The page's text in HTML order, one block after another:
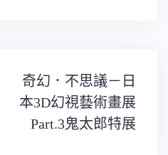
奇幻．不思議－日
本3D幻視藝術畫展
Part.3鬼太郎特展